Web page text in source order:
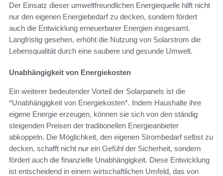
Der Einsatz dieser umweltfreundlichen Energiequelle hilft nicht
nur den eigenen Energiebedarf zu decken, sondern fördert
auch die Entwicklung erneuerbarer Energien insgesamt.
Langfristig gesehen, erhöht die Nutzung von Solarstrom die
Lebensqualität durch eine saubere und gesunde Umwelt.
Unabhängigkeit von Energiekosten
Ein weiterer bedeutender Vorteil der Solarpanels ist die
*Unabhängigkeit von Energiekosten*. Indem Haushalte ihre
eigene Energie erzeugen, können sie sich von den ständig
steigenden Preisen der traditionellen Energieanbieter
abkoppeln. Die Möglichkeit, den eigenen Strombedarf selbst zu
decken, schafft nicht nur ein Gefühl der Sicherheit, sondern
fördert auch die finanzielle Unabhängigkeit. Diese Entwicklung
ist entscheidend in einem wirtschaftlichen Umfeld, das von